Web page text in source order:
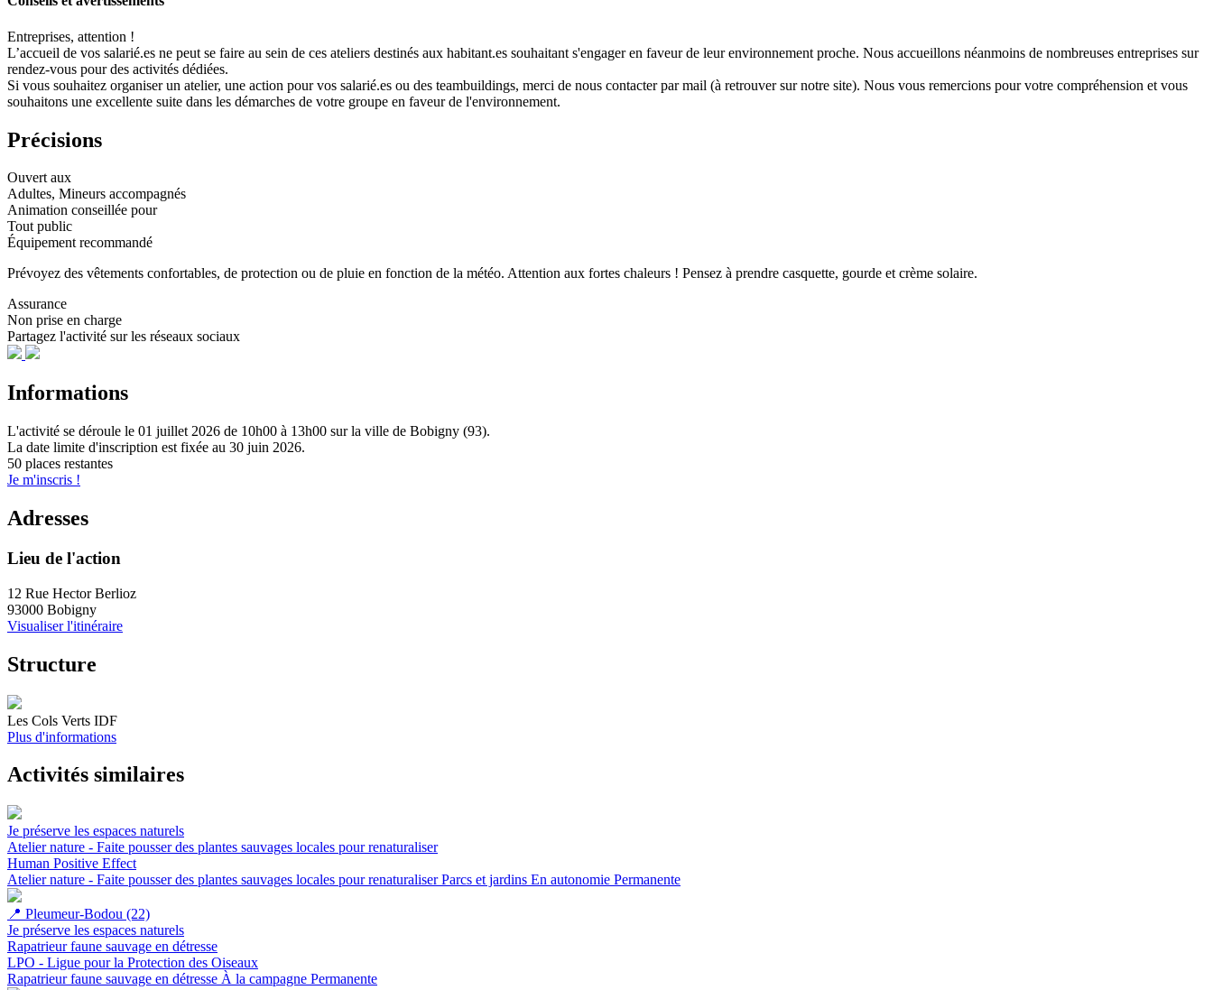
Entreprises, attention !
L’accueil de vos salarié.es ne peut se faire au sein de ces ateliers destinés aux habitant.es souhaitant s'engager en faveur de leur environnement proche. Nous accueillons néanmoins de nombreuses entreprises sur
rendez-vous pour des activités dédiées.
Si vous souhaitez organiser un atelier, une action pour vos salarié.es ou des teambuildings, merci de nous contacter par mail (à retrouver sur notre site). Nous vous remercions pour votre compréhension et vous
souhaitons une excellente suite dans les démarches de votre groupe en faveur de l'environnement.
Précisions
Ouvert aux
Adultes, Mineurs accompagnés
Animation conseillée pour
Tout public
Équipement recommandé
Prévoyez des vêtements confortables, de protection ou de pluie en fonction de la météo. Attention aux fortes chaleurs ! Pensez à prendre casquette, gourde et crème solaire.
Assurance
Non prise en charge
Partagez l'activité sur les réseaux sociaux
Informations
L'activité se déroule le 01 juillet 2026 de 10h00 à 13h00 sur la ville de Bobigny (93).
La date limite d'inscription est fixée au 30 juin 2026.
50 places restantes
Je m'inscris !
Adresses
Lieu de l'action
12 Rue Hector Berlioz
93000 Bobigny
Visualiser l'itinéraire
Structure
Les Cols Verts IDF
Plus d'informations
Activités similaires
Je préserve les espaces naturels
Atelier nature - Faite pousser des plantes sauvages locales pour renaturaliser
Human Positive Effect
Atelier nature - Faite pousser des plantes sauvages locales pour renaturaliser Parcs et jardins En autonomie Permanente
📍 Pleumeur-Bodou (22)
Je préserve les espaces naturels
Rapatrieur faune sauvage en détresse
LPO - Ligue pour la Protection des Oiseaux
Rapatrieur faune sauvage en détresse À la campagne Permanente